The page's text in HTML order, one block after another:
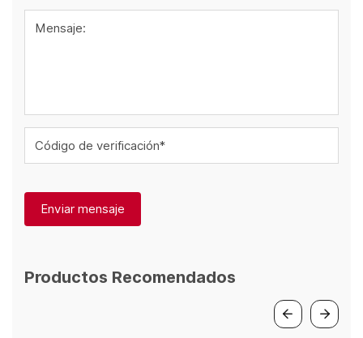
Mensaje:
Código de verificación*
Enviar mensaje
Productos Recomendados